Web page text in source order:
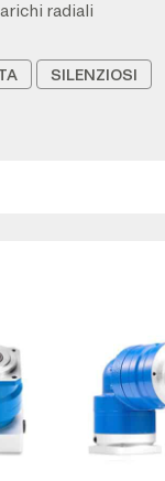
radiali
SILENZIOSI